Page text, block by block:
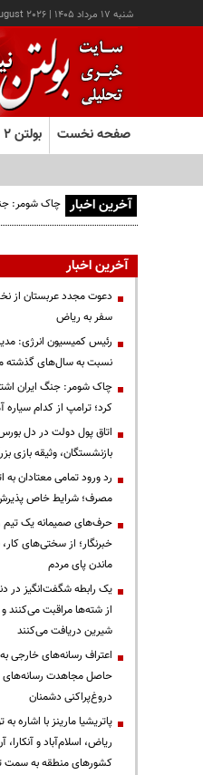
شنبه ۱۷ مرداد ۱۴۰۵ |
2026
صفحه نخست بولتن ۲
آخرین اخبار چاک شومر: جنگ
آخرین اخبار
دعوت مجدد عربستان از
سفر به ریاض
رئیس کمیسیون انرژی:
نسبت به سال‌های گذشته
چاک شومر: جنگ ایران
کرد؛ ترامپ از کدام سیاره
اتاق پول دولت در دل
بازنشستگان، وثیقه بازی
رد ورود تمامی معتادان
مصرف؛ شرایط خاص
حرف‌های صمیمانه یک تیم
خبرنگار؛ از سختی‌های
ماندن پای مردم
یک رابطه شگفت‌انگیز در
از شته‌ها مراقبت می‌کنند
شیرین دریافت می‌کنند
اعتراف رسانه‌های خارجی
حاصل مجاهدت رسانه‌های
دروغ‌پراکنی دشمنان
پاتریشیا مارینز با اشاره
ریاض، اسلام‌آباد و
کشورهای منطقه به سمت